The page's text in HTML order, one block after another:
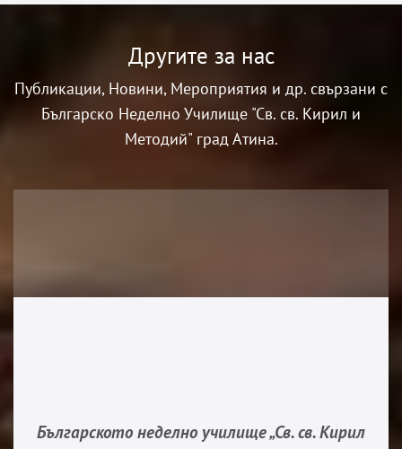
Другите за нас
Публикации, Новини, Мероприятия и др. свързани с
Българско Неделно Училище "Св. св. Кирил и
Методий" град Атина.
Българското неделно училище „Св. св. Кирил